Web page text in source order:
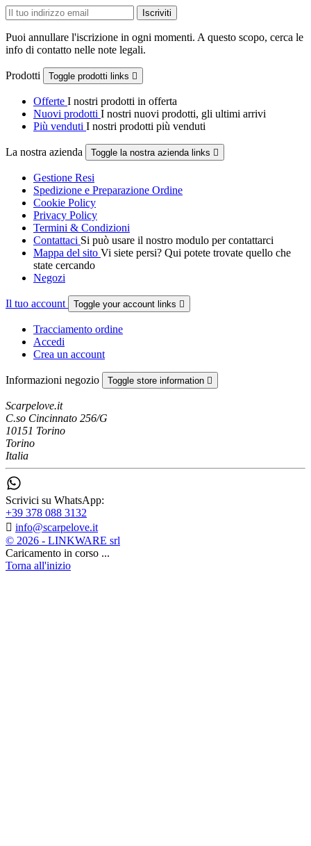
Puoi annullare l'iscrizione in ogni momenti. A questo scopo, cerca le
info di contatto nelle note legali.
Prodotti Toggle prodotti links 
Offerte I nostri prodotti in offerta
Nuovi prodotti I nostri nuovi prodotti, gli ultimi arrivi
Più venduti I nostri prodotti più venduti
La nostra azienda Toggle la nostra azienda links 
Gestione Resi
Spedizione e Preparazione Ordine
Cookie Policy
Privacy Policy
Termini & Condizioni
Contattaci Si può usare il nostro modulo per contattarci
Mappa del sito Vi siete persi? Qui potete trovate quello che
state cercando
Negozi
Il tuo account Toggle your account links 
Tracciamento ordine
Accedi
Crea un account
Informazioni negozio Toggle store information 
Scarpelove.it
C.so Cincinnato 256/G
10151 Torino
Torino
Italia
Scrivici su WhatsApp:
+39 378 088 3132
 info@scarpelove.it
© 2026 - LINKWARE srl
Caricamento in corso ...
Torna all'inizio